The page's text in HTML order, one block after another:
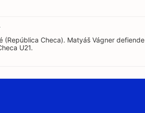
(República Checa). Matyáš Vágner defiende
U21.